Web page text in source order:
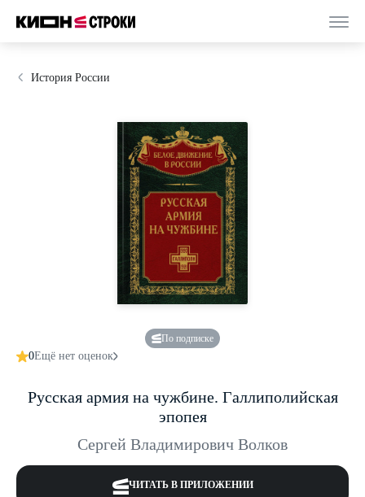
История России
По подписке
0Ещё нет оценок
Русская армия на чужбине. Галлиполийская
эпопея
Сергей Владимирович Волков
ЧИТАТЬ В ПРИЛОЖЕНИИ